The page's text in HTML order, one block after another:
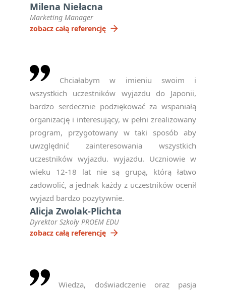
Milena Niełacna
Marketing Manager
zobacz całą referencję arrow_forward
Chciałabym w imieniu swoim i
wszystkich uczestników wyjazdu do Japonii,
bardzo serdecznie podziękować za wspaniałą
organizację i interesujący, w pełni zrealizowany
program, przygotowany w taki sposób aby
uwzględnić zainteresowania wszystkich
uczestników wyjazdu. wyjazdu. Uczniowie w
wieku 12-18 lat nie są grupą, którą łatwo
zadowolić, a jednak każdy z uczestników ocenił
wyjazd bardzo pozytywnie.
Alicja Zwolak-Plichta
Dyrektor Szkoły PROEM EDU
zobacz całą referencję arrow_forward
Wiedza, doświadczenie oraz pasja